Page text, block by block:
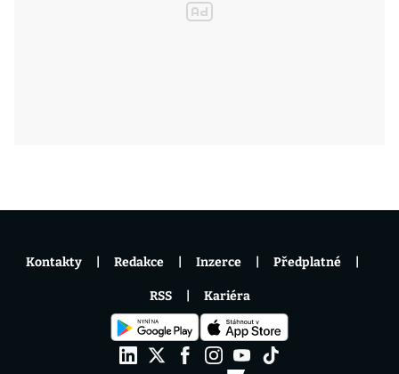
Kontakty Redakce Inzerce Předplatné
RSS Kariéra